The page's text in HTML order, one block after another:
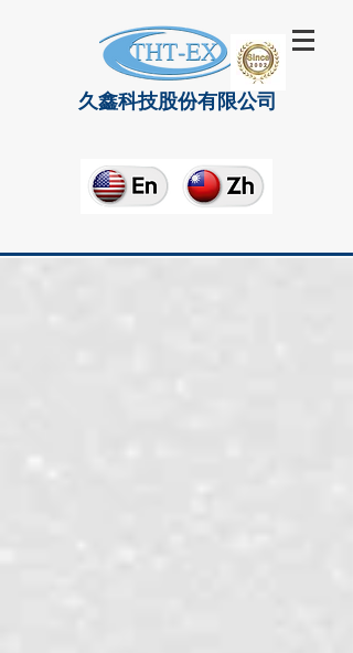
久鑫科技股份有限公司